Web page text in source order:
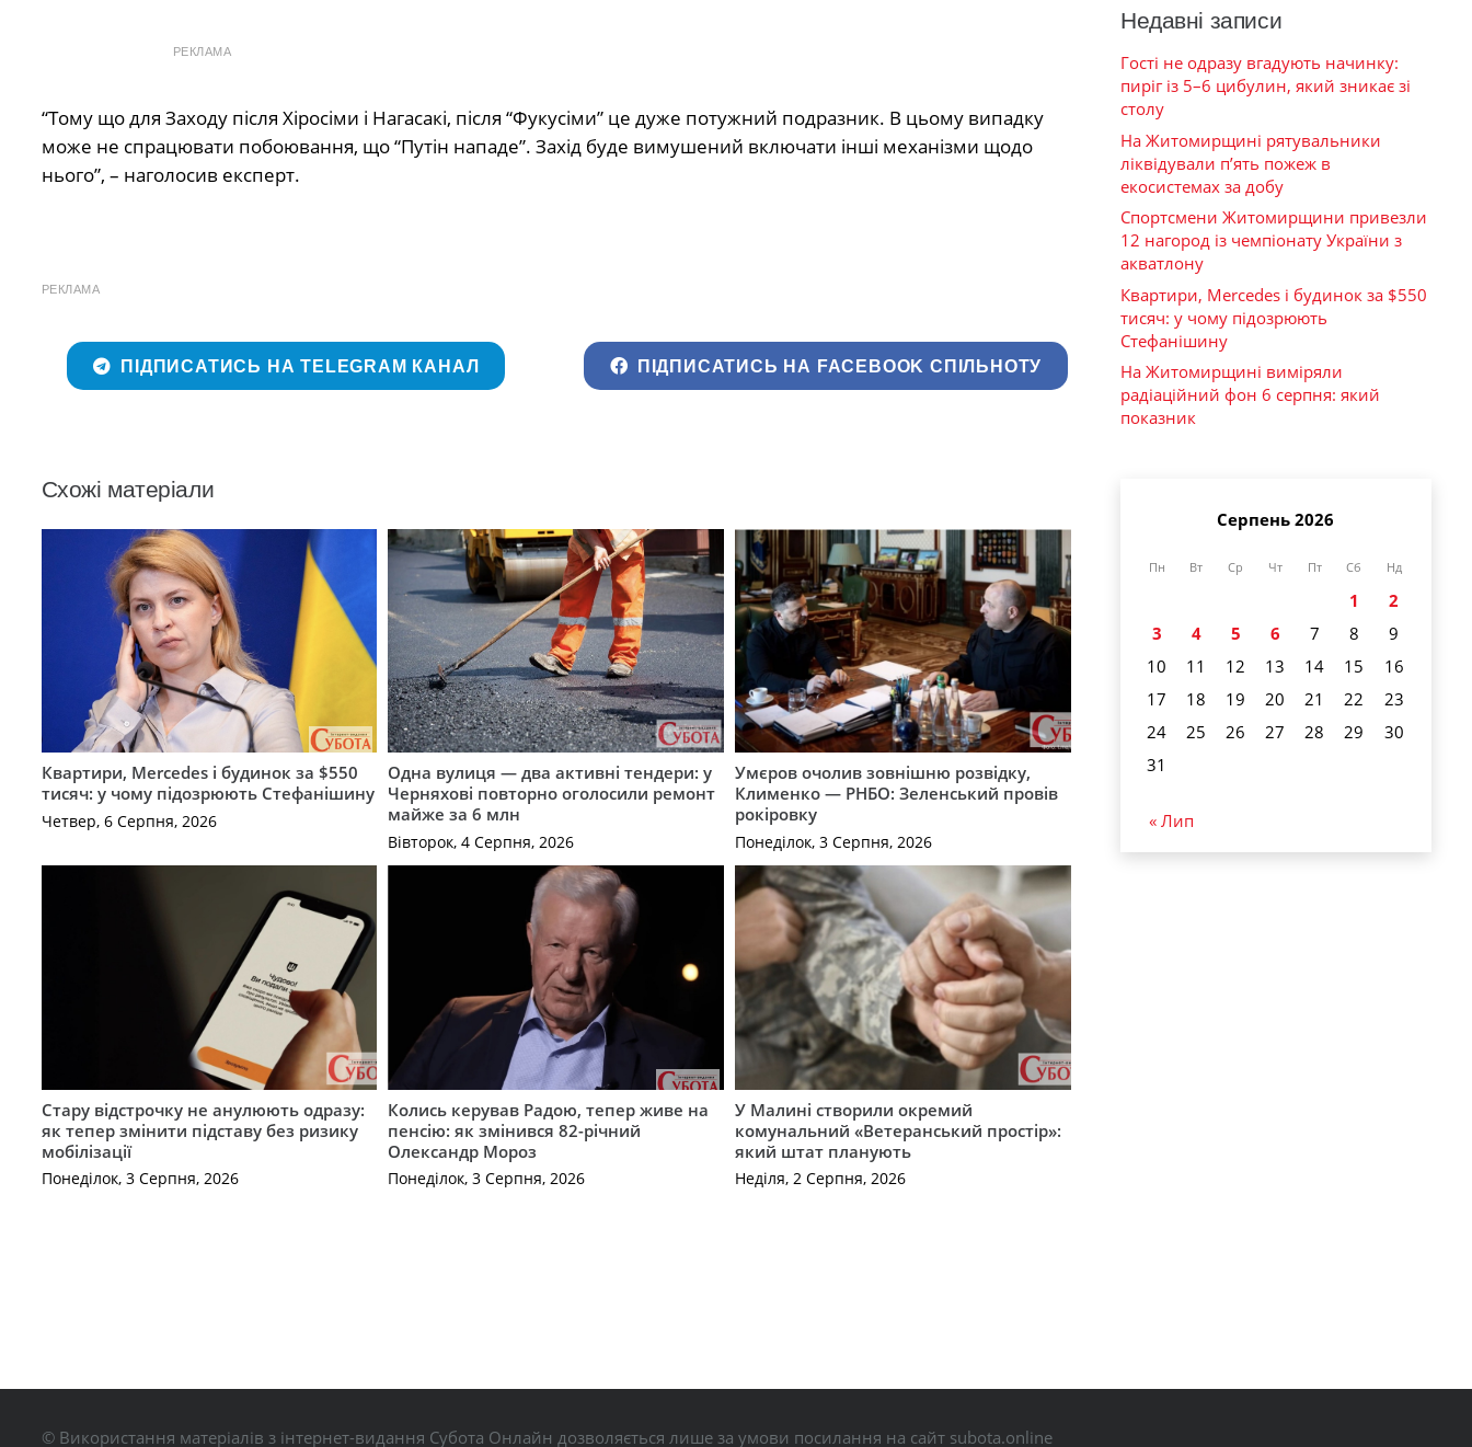
РЕКЛАМА
“Тому що для Заходу після Хіросіми і Нагасакі, після “Фукусіми” це дуже потужний подразник. В цьому випадку
може не спрацювати побоювання, що “Путін нападе”. Захід буде вимушений включати інші механізми щодо
нього”, – наголосив експерт.
РЕКЛАМА
ПІДПИСАТИСЬ НА TELEGRAM КАНАЛ ПІДПИСАТИСЬ НА FACEBOOK СПІЛЬНОТУ
Схожі матеріали
Квартири, Mercedes і будинок за $550
тисяч: у чому підозрюють Стефанішину
Четвер, 6 Серпня, 2026
Одна вулиця — два активні тендери: у
Черняхові повторно оголосили ремонт
майже за 6 млн
Вівторок, 4 Серпня, 2026
Умєров очолив зовнішню розвідку,
Клименко — РНБО: Зеленський провів
рокіровку
Понеділок, 3 Серпня, 2026
Стару відстрочку не анулюють одразу:
як тепер змінити підставу без ризику
мобілізації
Понеділок, 3 Серпня, 2026
Колись керував Радою, тепер живе на
пенсію: як змінився 82-річний
Олександр Мороз
Понеділок, 3 Серпня, 2026
У Малині створили окремий
комунальний «Ветеранський простір»:
який штат планують
Неділя, 2 Серпня, 2026
Недавні записи
Гості не одразу вгадують начинку:
пиріг із 5–6 цибулин, який зникає зі
столу
На Житомирщині рятувальники
ліквідували п’ять пожеж в
екосистемах за добу
Спортсмени Житомирщини привезли
12 нагород із чемпіонату України з
акватлону
Квартири, Mercedes і будинок за $550
тисяч: у чому підозрюють
Стефанішину
На Житомирщині виміряли
радіаційний фон 6 серпня: який
показник
Серпень 2026
Пн Вт Ср Чт Пт Сб Нд
1
2
3
4 5 6 7 8
9
10
11 12 13 14 15
16
17
18 19 20 21 22
23
24
25 26 27 28 29
30
31
« Лип
© Використання матеріалів з інтернет-видання Субота Онлайн дозволяється лише за умови посилання на сайт subota.online